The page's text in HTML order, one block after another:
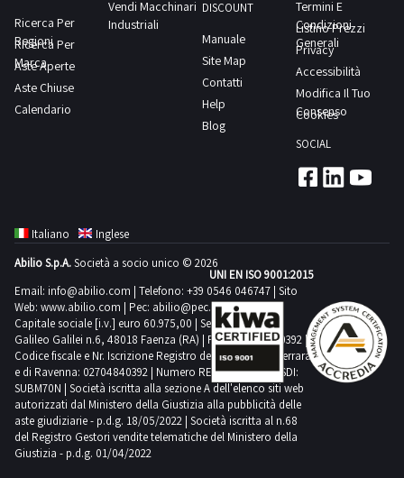
Ricerca Per
Regioni
Ricerca Per
Marca
Aste Aperte
Aste Chiuse
Calendario
Vendi Macchinari
Industriali
DISCOUNT
Manuale
Site Map
Contatti
Help
Blog
Termini E
Condizioni
Generali
Listino Prezzi
Privacy
Accessibilità
Modifica Il Tuo
Consenso
Cookies
SOCIAL
Italiano
Inglese
Abilio S.p.A.Società a socio unico © 2026
Email: info@abilio.com | Telefono: +39 0546 046747 | Sito
Web: www.abilio.com | Pec: abilio@pec.illimity.com
Capitale sociale [i.v.] euro 60.975,00 | Sede legale in Via
Galileo Galilei n.6, 48018 Faenza (RA) | P.IVA: 02704840392 |
Codice fiscale e Nr. Iscrizione Registro delle Imprese di Ferrara
e di Ravenna: 02704840392 | Numero REA RA 224830 | SDI:
SUBM70N | Società iscritta alla sezione A dell'elenco siti web
autorizzati dal Ministero della Giustizia alla pubblicità delle
aste giudiziarie - p.d.g. 18/05/2022 | Società iscritta al n.68
del Registro Gestori vendite telematiche del Ministero della
Giustizia - p.d.g. 01/04/2022
UNI EN ISO 9001:2015